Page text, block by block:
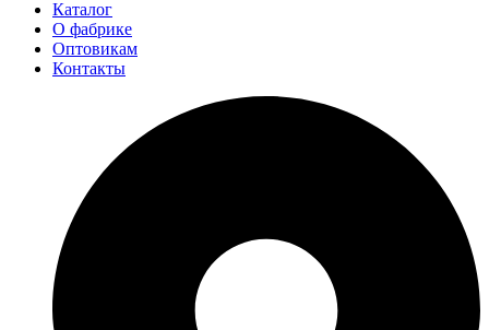
Каталог
О фабрике
Оптовикам
Контакты